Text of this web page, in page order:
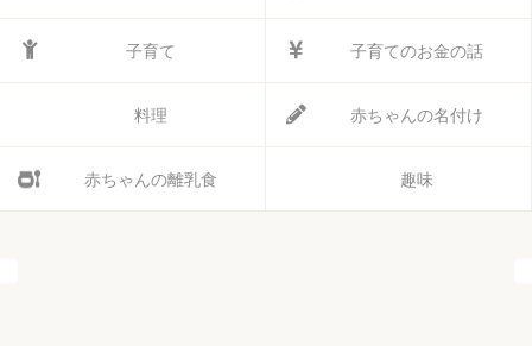
子育て 子育てのお金の話
料理 赤ちゃんの名付け
赤ちゃんの離乳食 趣味